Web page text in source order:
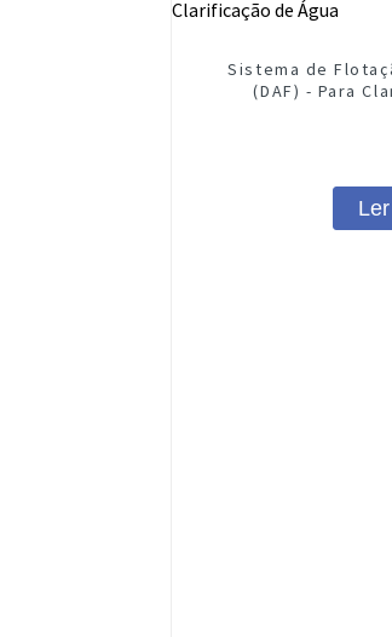
Sistema de
(DAF) - Para